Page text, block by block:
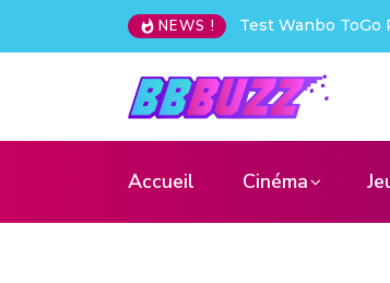
NEWS ! Test Wanbo
Accueil Cinéma